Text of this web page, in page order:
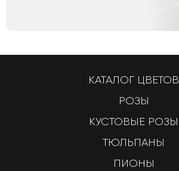
КАТАЛОГ ЦВЕТОВ
РОЗЫ
КУСТОВЫЕ РОЗЫ
ТЮЛЬПАНЫ
ПИОНЫ